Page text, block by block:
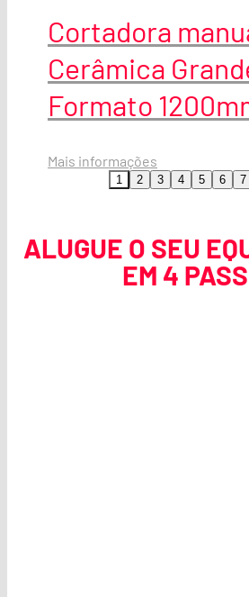
Cortadora
Cerâmica
Formato
Mais informações
1 2 3 4 5 6 7
ALUGUE O SEU
EM 4